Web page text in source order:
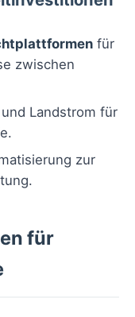
für
zwischen
und Landstrom für
zur
für